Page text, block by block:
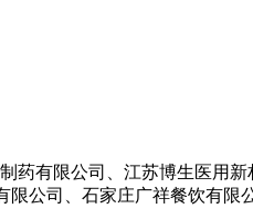
药有限公司、江苏博生医用
公司、石家庄广祥餐饮有限